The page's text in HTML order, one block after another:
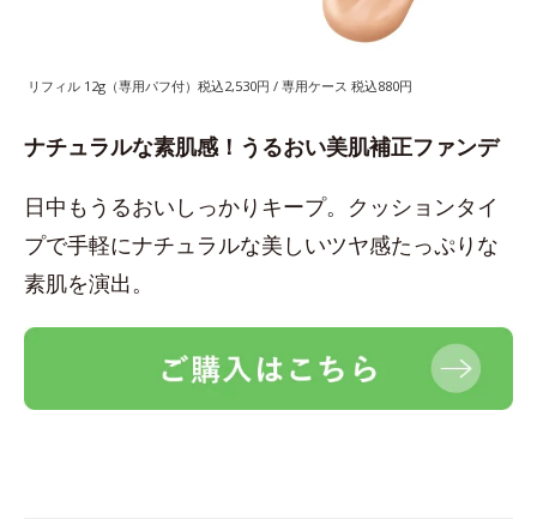
リフィル 12g（専用パフ付）税込2,530円 / 専用ケース 税込880円
ナチュラルな素肌感！うるおい美肌補正ファンデ
日中もうるおいしっかりキープ。クッションタイ
プで手軽にナチュラルな美しいツヤ感たっぷりな
素肌を演出。